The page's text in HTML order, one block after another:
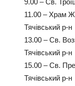
9.00 – Св.
11.00 – Храм
Тячівський р-н
13.00 – Св.
Тячівський р-н
15.00 – Св.
Тячівський р-н